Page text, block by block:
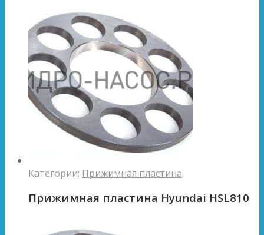
Категории: Прижимная пластина
Прижимная пластина Hyundai HSL810